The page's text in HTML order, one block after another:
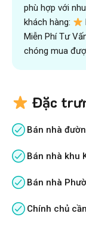
phù hợp với
khách hàng:
Miễn Phí Tư
chóng mua
Đặc
Bán nhà
Bán nhà khu
Bán nhà
Chính chủ